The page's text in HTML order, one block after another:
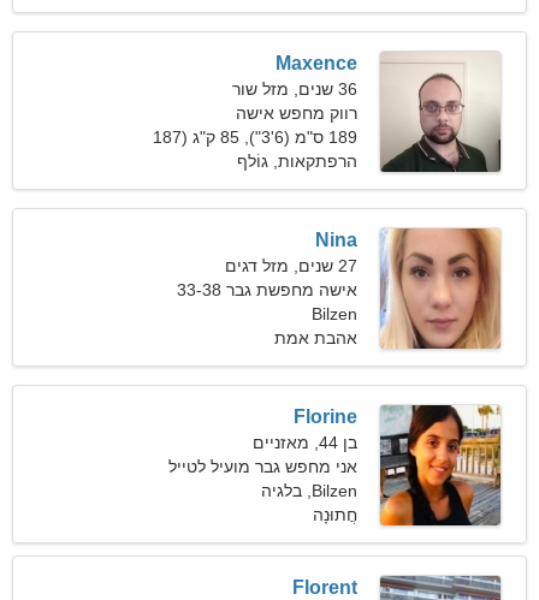
Maxence
36 שנים, מזל שור
רווק מחפש אישה
189 ס"מ (6'3"), 85 ק"ג (187
פאונד)
הרפתקאות, גוֹלף
Nina
27 שנים, מזל דגים
אישה מחפשת גבר 33-38
Bilzen
אהבת אמת
Florine
בן 44, מאזניים
אני מחפש גבר מועיל לטייל
ביחד
Bilzen, בלגיה
חֲתוּנָה
Florent